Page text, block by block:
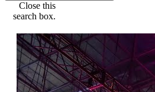
Close this
search box.